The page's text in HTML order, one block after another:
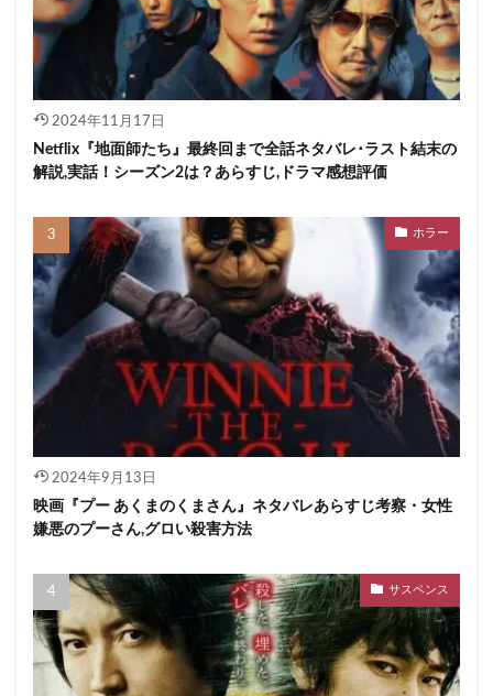
2024年11月17日
Netflix『地面師たち』最終回まで全話ネタバレ･ラスト結末の
解説,実話！シーズン2は？あらすじ,ドラマ感想評価
ホラー
2024年9月13日
映画『プー あくまのくまさん』ネタバレあらすじ考察・女性
嫌悪のプーさん,グロい殺害方法
サスペンス